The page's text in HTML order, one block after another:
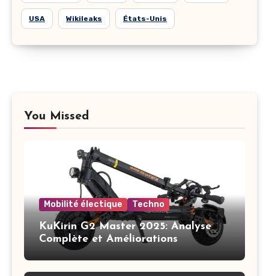
USA Wikileaks États-Unis
You Missed
Mobilité électique Techno
KuKirin G2 Master 2025: Analyse
Complète et Améliorations